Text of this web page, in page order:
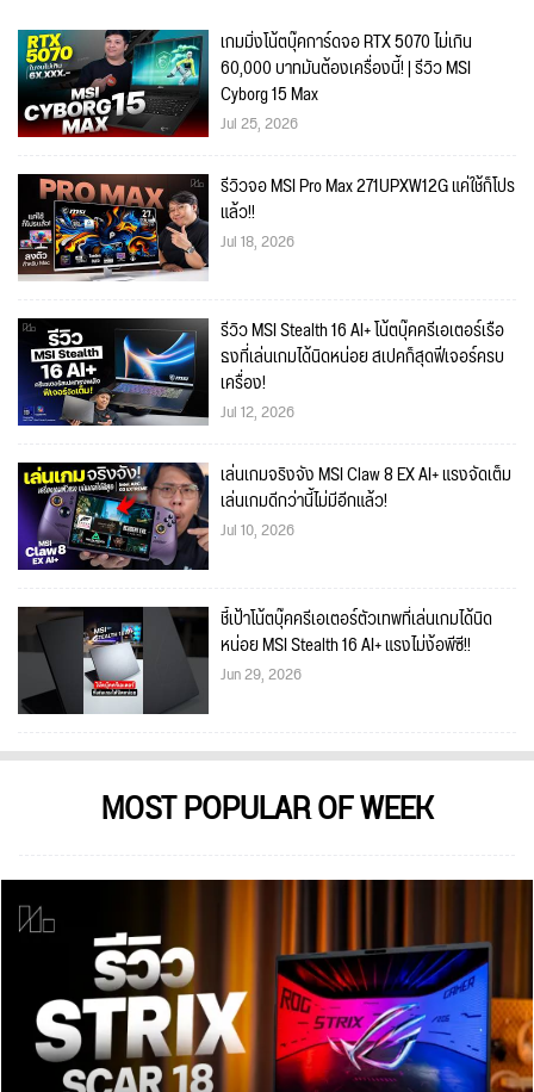
เกมมิ่งโน้ตบุ๊คการ์ดจอ RTX 5070 ไม่เกิน
60,000 บาทมันต้องเครื่องนี้! | รีวิว MSI
Cyborg 15 Max
Jul 25, 2026
รีวิวจอ MSI Pro Max 271UPXW12G แค่ใช้ก็โปร
แล้ว!!
Jul 18, 2026
รีวิว MSI Stealth 16 AI+ โน้ตบุ๊คครีเอเตอร์เรือ
ธงที่เล่นเกมได้นิดหน่อย สเปคก็สุดฟีเจอร์ครบ
เครื่อง!
Jul 12, 2026
เล่นเกมจริงจัง MSI Claw 8 EX AI+ แรงจัดเต็ม
เล่นเกมดีกว่านี้ไม่มีอีกแล้ว!
Jul 10, 2026
ชี้เป้าโน้ตบุ๊คครีเอเตอร์ตัวเทพที่เล่นเกมได้นิด
หน่อย MSI Stealth 16 AI+ แรงไม่ง้อพีซี!!
Jun 29, 2026
MOST POPULAR OF WEEK